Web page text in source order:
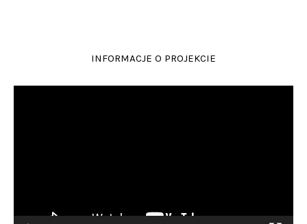
INFORMACJE O PROJEKCIE